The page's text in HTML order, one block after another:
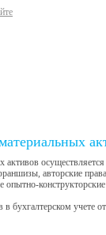
активов
авторские
бухгалтерском учете